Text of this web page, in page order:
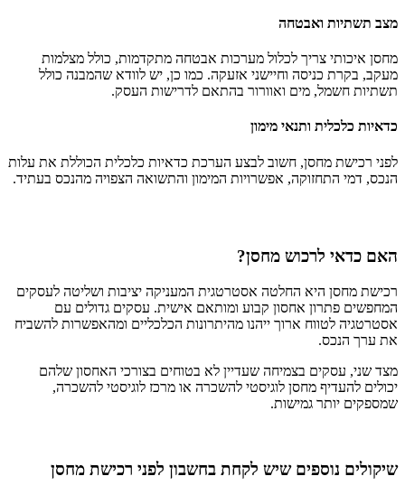
מצב תשתיות ואבטחה
מחסן איכותי צריך לכלול מערכות אבטחה מתקדמות, כולל מצלמות
מעקב, בקרת כניסה וחיישני אזעקה. כמו כן, יש לוודא שהמבנה כולל
תשתיות חשמל, מים ואוורור בהתאם לדרישות העסק.
כדאיות כלכלית ותנאי מימון
לפני רכישת מחסן, חשוב לבצע הערכת כדאיות כלכלית הכוללת את עלות
הנכס, דמי התחזוקה, אפשרויות המימון והתשואה הצפויה מהנכס בעתיד.
האם כדאי לרכוש מחסן?
רכישת מחסן היא החלטה אסטרטגית המעניקה יציבות ושליטה לעסקים
המחפשים פתרון אחסון קבוע ומותאם אישית. עסקים גדולים עם
אסטרטגיה לטווח ארוך ייהנו מהיתרונות הכלכליים ומהאפשרות להשביח
את ערך הנכס.
מצד שני, עסקים בצמיחה שעדיין לא בטוחים בצורכי האחסון שלהם
יכולים להעדיף מחסן לוגיסטי להשכרה או מרכז לוגיסטי להשכרה,
שמספקים יותר גמישות.
שיקולים נוספים שיש לקחת בחשבון לפני רכישת מחסן